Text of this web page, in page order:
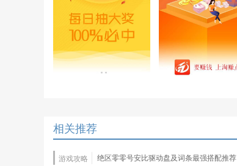
相关推荐
游戏攻略 绝区零零号安比驱动盘及词条最强搭配推荐